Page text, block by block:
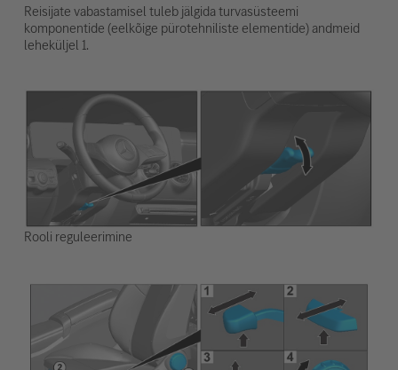
Reisijate vabastamisel tuleb jälgida turvasüsteemi
komponentide (eelkõige pürotehniliste elementide) andmeid
leheküljel 1.
Rooli reguleerimine